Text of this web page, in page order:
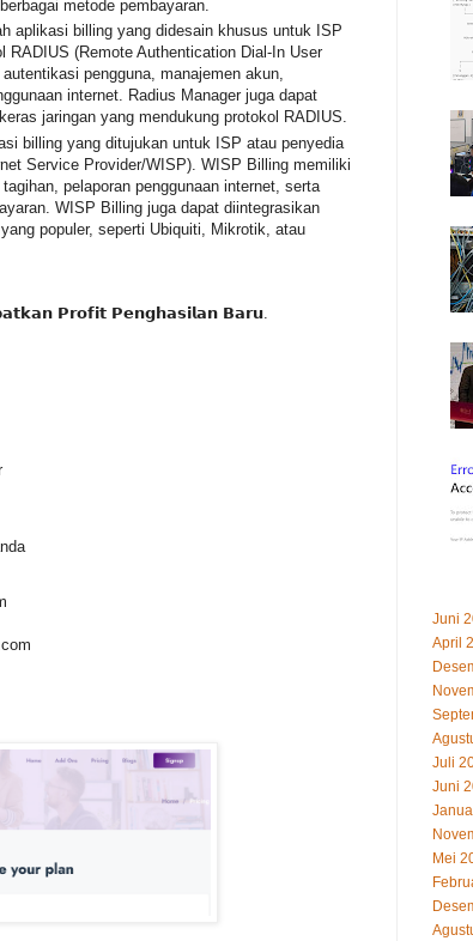
metode pembayaran.
aplikasi billing yang didesain khusus untuk ISP
RADIUS (Remote Authentication Dial-In User
pengguna, manajemen akun,
internet. Radius Manager juga dapat
jaringan yang mendukung protokol RADIUS.
billing yang ditujukan untuk ISP atau penyedia
Service Provider/WISP). WISP Billing memiliki
pelaporan penggunaan internet, serta
WISP Billing juga dapat diintegrasikan
populer, seperti Ubiquiti, Mikrotik, atau
𝗣𝗿𝗼𝗳𝗶𝘁 𝗣𝗲𝗻𝗴𝗵𝗮𝘀𝗶𝗹𝗮𝗻 𝗕𝗮𝗿𝘂.
Juni
April
Juli
Juni
Mei